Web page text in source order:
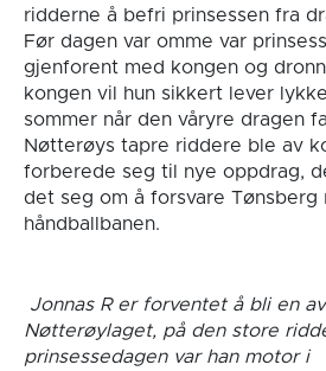
ridderne å befri prinsessen fra
Før dagen var omme var
gjenforent med kongen og
kongen vil hun sikkert lever
sommer når den våryre dragen
Nøtterøys tapre riddere ble av
forberede seg til nye oppdrag,
det seg om å forsvare
håndballbanen.
Jonnas R er forventet å bli en
Nøtterøylaget, på den store
prinsessedagen var han motor i